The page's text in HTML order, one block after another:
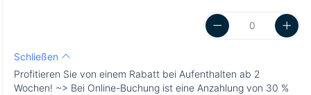
Schließen
Profitieren Sie von einem Rabatt bei Aufenthalten ab 2
Wochen! ~> Bei Online-Buchung ist eine Anzahlung von 30 %